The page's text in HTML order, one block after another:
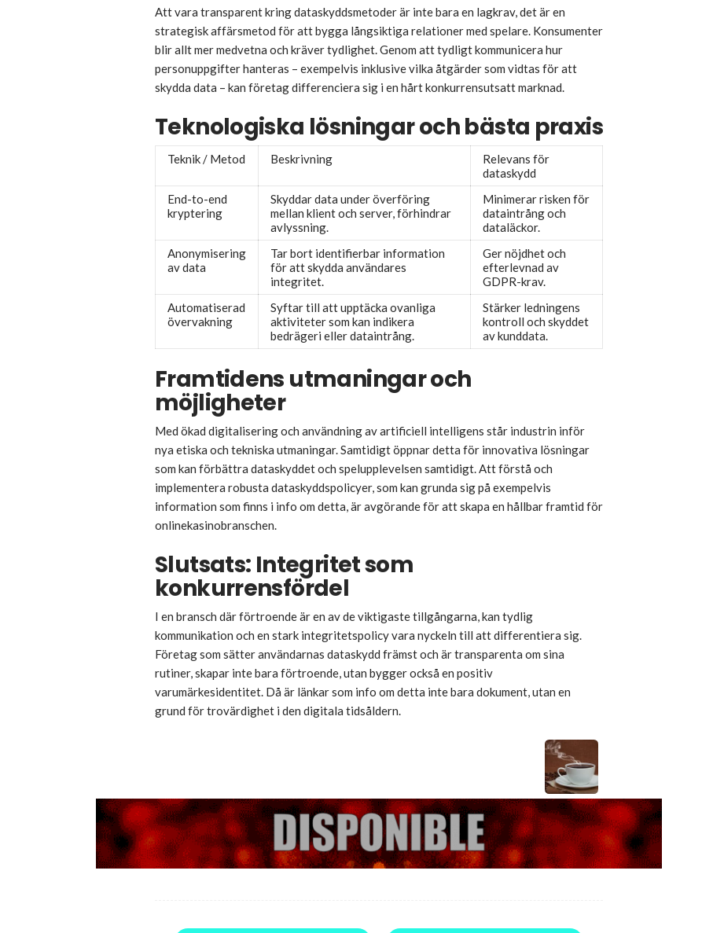
Att vara transparent kring dataskyddsmetoder är inte bara en lagkrav, det är en
strategisk affärsmetod för att bygga långsiktiga relationer med spelare. Konsumenter
blir allt mer medvetna och kräver tydlighet. Genom att tydligt kommunicera hur
personuppgifter hanteras – exempelvis inklusive vilka åtgärder som vidtas för att
skydda data – kan företag differenciera sig i en hårt konkurrensutsatt marknad.
Teknologiska lösningar och bästa praxis
Teknik / Metod Beskrivning
Relevans för
dataskydd
End-to-end
kryptering
Skyddar data under överföring
mellan klient och server, förhindrar
avlyssning.
Minimerar risken för
dataintrång och
dataläckor.
Anonymisering
av data
Tar bort identifierbar information
för att skydda användares
integritet.
Ger nöjdhet och
efterlevnad av
GDPR-krav.
Automatiserad
övervakning
Syftar till att upptäcka ovanliga
aktiviteter som kan indikera
bedrägeri eller dataintrång.
Stärker ledningens
kontroll och skyddet
av kunddata.
Framtidens utmaningar och
möjligheter
Med ökad digitalisering och användning av artificiell intelligens står industrin inför
nya etiska och tekniska utmaningar. Samtidigt öppnar detta för innovativa lösningar
som kan förbättra dataskyddet och spelupplevelsen samtidigt. Att förstå och
implementera robusta dataskyddspolicyer, som kan grunda sig på exempelvis
information som finns i info om detta, är avgörande för att skapa en hållbar framtid för
onlinekasinobranschen.
Slutsats: Integritet som
konkurrensfördel
I en bransch där förtroende är en av de viktigaste tillgångarna, kan tydlig
kommunikation och en stark integritetspolicy vara nyckeln till att differentiera sig.
Företag som sätter användarnas dataskydd främst och är transparenta om sina
rutiner, skapar inte bara förtroende, utan bygger också en positiv
varumärkesidentitet. Då är länkar som info om detta inte bara dokument, utan en
grund för trovärdighet i den digitala tidsåldern.